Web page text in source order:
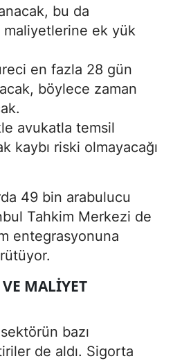
bu da
maliyetlerine ek yük
en fazla 28 gün
böylece zaman
avukatla temsil
kaybı riski olmayacağı
49 bin arabulucu
Tahkim Merkezi de
entegrasyonuna
MALIYET
bazı
de aldı. Sigorta